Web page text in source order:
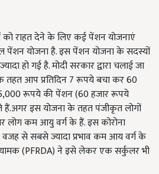
को राहत देने के लिए कई पेंशन योजनाएं
योजना है. इस पेंशन योजना के सदस्यों
हो गई है. मोदी सरकार द्वारा चलाई जा
के तहत आप प्रतिदिन 7 रूपये बचा कर 60
रूपये की पेंशन (60 हजार रूपये
हैं.अगर इस योजना के तहत पंजीकृत लोगों
लोग कम आयु वर्ग के हैं. इस कोरोना
वजह से सबसे ज्यादा प्रभाव कम आय वर्ग के
(PFRDA) ने इसे लेकर एक सर्कुलर भी